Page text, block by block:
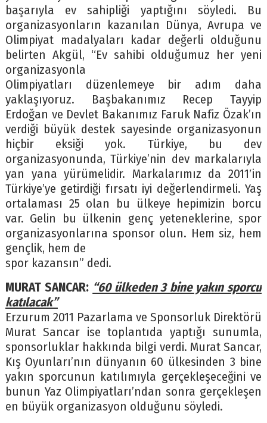
başarıyla ev sahipliği yaptığını söyledi. Bu
organizasyonların kazanılan Dünya, Avrupa ve
Olimpiyat madalyaları kadar değerli olduğunu
belirten Akgül, “Ev sahibi olduğumuz her yeni
organizasyonla
Olimpiyatları düzenlemeye bir adım daha
yaklaşıyoruz. Başbakanımız Recep Tayyip
Erdoğan ve Devlet Bakanımız Faruk Nafiz Özak’ın
verdiği büyük destek sayesinde organizasyonun
hiçbir eksiği yok. Türkiye, bu dev
organizasyonunda, Türkiye’nin dev markalarıyla
yan yana yürümelidir. Markalarımız da 2011′in
Türkiye’ye getirdiği fırsatı iyi değerlendirmeli. Yaş
ortalaması 25 olan bu ülkeye hepimizin borcu
var. Gelin bu ülkenin genç yeteneklerine, spor
organizasyonlarına sponsor olun. Hem siz, hem
gençlik, hem de
spor kazansın” dedi.
MURAT SANCAR: “60 ülkeden 3 bine yakın sporcu
katılacak”
Erzurum 2011 Pazarlama ve Sponsorluk Direktörü
Murat Sancar ise toplantıda yaptığı sunumla,
sponsorluklar hakkında bilgi verdi. Murat Sancar,
Kış Oyunları’nın dünyanın 60 ülkesinden 3 bine
yakın sporcunun katılımıyla gerçekleşeceğini ve
bunun Yaz Olimpiyatları’ndan sonra gerçekleşen
en büyük organizasyon olduğunu söyledi.